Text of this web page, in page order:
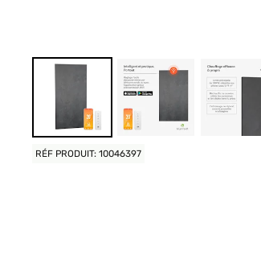
RÉF PRODUIT: 10046397